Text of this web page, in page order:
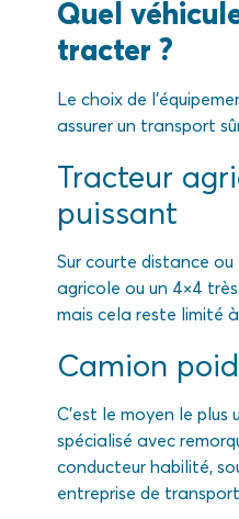
Quel
tracter ?
Le choix de
assurer un transport
Tracteur
puissant
Sur courte distance
agricole ou un 4×4
mais cela reste limité
Camion
C’est le moyen le plus
spécialisé avec
conducteur habilité,
entreprise de